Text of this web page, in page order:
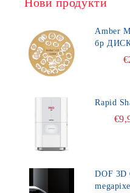
Amber Mill H98
бр
Rapid
DOF 3D